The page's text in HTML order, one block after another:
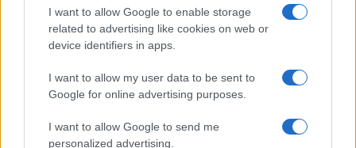
I want to allow Google to enable storage
related to advertising like cookies on web or
device identifiers in apps.
I want to allow my user data to be sent to
Google for online advertising purposes.
I want to allow Google to send me
personalized advertising.
Checklist per un giorno fuori: cosa portare e cosa
fare prima di partire